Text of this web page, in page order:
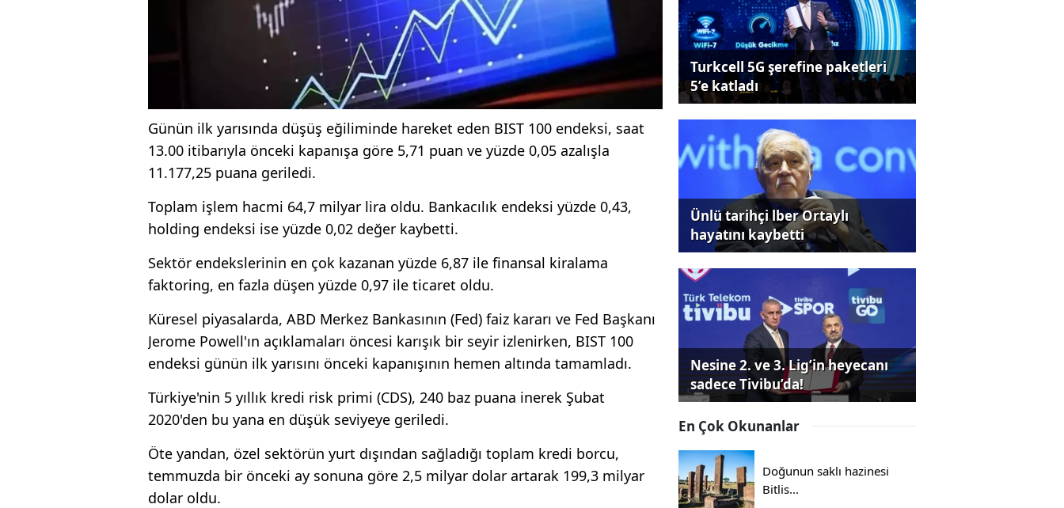
Günün ilk yarısında düşüş eğiliminde hareket eden BIST 100 endeksi, saat
13.00 itibarıyla önceki kapanışa göre 5,71 puan ve yüzde 0,05 azalışla
11.177,25 puana geriledi.
Toplam işlem hacmi 64,7 milyar lira oldu. Bankacılık endeksi yüzde 0,43,
holding endeksi ise yüzde 0,02 değer kaybetti.
Sektör endekslerinin en çok kazanan yüzde 6,87 ile finansal kiralama
faktoring, en fazla düşen yüzde 0,97 ile ticaret oldu.
Küresel piyasalarda, ABD Merkez Bankasının (Fed) faiz kararı ve Fed Başkanı
Jerome Powell'ın açıklamaları öncesi karışık bir seyir izlenirken, BIST 100
endeksi günün ilk yarısını önceki kapanışının hemen altında tamamladı.
Türkiye'nin 5 yıllık kredi risk primi (CDS), 240 baz puana inerek Şubat
2020'den bu yana en düşük seviyeye geriledi.
Öte yandan, özel sektörün yurt dışından sağladığı toplam kredi borcu,
temmuzda bir önceki ay sonuna göre 2,5 milyar dolar artarak 199,3 milyar
dolar oldu.
Turkcell 5G şerefine paketleri
5’e katladı
Ünlü tarihçi lber Ortaylı
hayatını kaybetti
Nesine 2. ve 3. Lig’in heyecanı
sadece Tivibu’da!
En Çok Okunanlar
Doğunun saklı hazinesi
Bitlis...